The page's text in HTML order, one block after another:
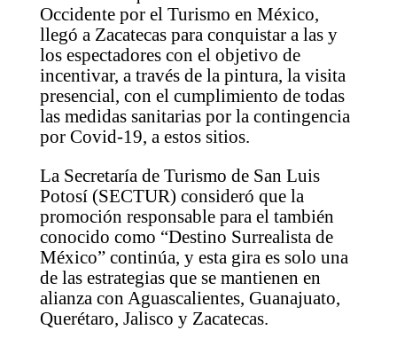
Occidente por el Turismo en México,
llegó a Zacatecas para conquistar a las y
los espectadores con el objetivo de
incentivar, a través de la pintura, la visita
presencial, con el cumplimiento de todas
las medidas sanitarias por la contingencia
por Covid-19, a estos sitios.
La Secretaría de Turismo de San Luis
Potosí (SECTUR) consideró que la
promoción responsable para el también
conocido como “Destino Surrealista de
México” continúa, y esta gira es solo una
de las estrategias que se mantienen en
alianza con Aguascalientes, Guanajuato,
Querétaro, Jalisco y Zacatecas.